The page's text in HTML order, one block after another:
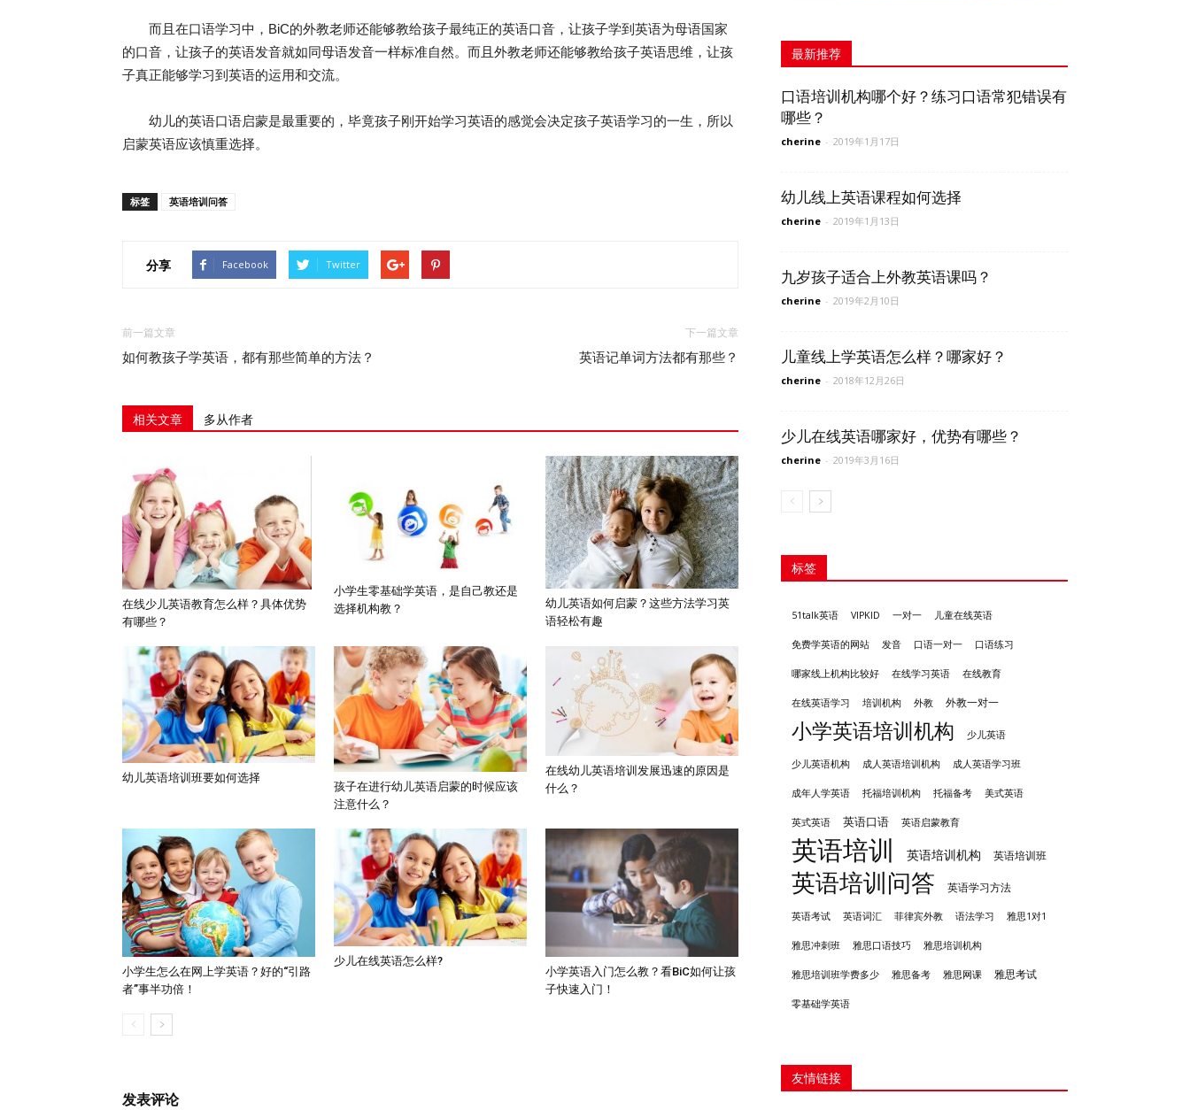
而且在口语学习中，BiC的外教老师还能够教给孩子最纯正的英语口音，让孩子学到英语为母语国家
的口音，让孩子的英语发音就如同母语发音一样标准自然。而且外教老师还能够教给孩子英语思维，让孩
子真正能够学习到英语的运用和交流。
幼儿的英语口语启蒙是最重要的，毕竟孩子刚开始学习英语的感觉会决定孩子英语学习的一生，所以
启蒙英语应该慎重选择。
标签 英语培训问答
分享 Facebook Twitter
前一篇文章
如何教孩子学英语，都有那些简单的方法？
下一篇文章
英语记单词方法都有那些？
相关文章 多从作者
在线少儿英语教育怎么样？具体优势
有哪些？
小学生零基础学英语，是自己教还是
选择机构教？
幼儿英语如何启蒙？这些方法学习英
语轻松有趣
幼儿英语培训班要如何选择
孩子在进行幼儿英语启蒙的时候应该
注意什么？
在线幼儿英语培训发展迅速的原因是
什么？
小学生怎么在网上学英语？好的“引路
者”事半功倍！
少儿在线英语怎么样?
小学英语入门怎么教？看BiC如何让孩
子快速入门！
发表评论
最新推荐
口语培训机构哪个好？练习口语常犯错误有
哪些？
cherine - 2019年1月17日
幼儿线上英语课程如何选择
cherine - 2019年1月13日
九岁孩子适合上外教英语课吗？
cherine - 2019年2月10日
儿童线上学英语怎么样？哪家好？
cherine - 2018年12月26日
少儿在线英语哪家好，优势有哪些？
cherine - 2019年3月16日
标签
51talk英语 VIPKID 一对一 儿童在线英语
免费学英语的网站 发音 口语一对一 口语练习
哪家线上机构比较好 在线学习英语 在线教育
在线英语学习 培训机构 外教 外教一对一
小学英语培训机构 少儿英语
少儿英语机构 成人英语培训机构 成人英语学习班
成年人学英语 托福培训机构 托福备考 美式英语
英式英语 英语口语 英语启蒙教育
英语培训 英语培训机构 英语培训班
英语培训问答 英语学习方法
英语考试 英语词汇 菲律宾外教 语法学习 雅思1对1
雅思冲刺班 雅思口语技巧 雅思培训机构
雅思培训班学费多少 雅思备考 雅思网课 雅思考试
零基础学英语
友情链接